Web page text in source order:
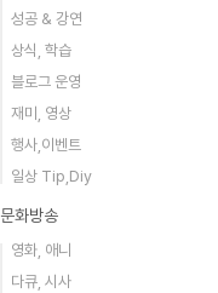
성공 & 강연
상식, 학습
블로그 운영
재미, 영상
행사,이벤트
일상 Tip,Diy
문화방송
영화, 애니
다큐, 시사